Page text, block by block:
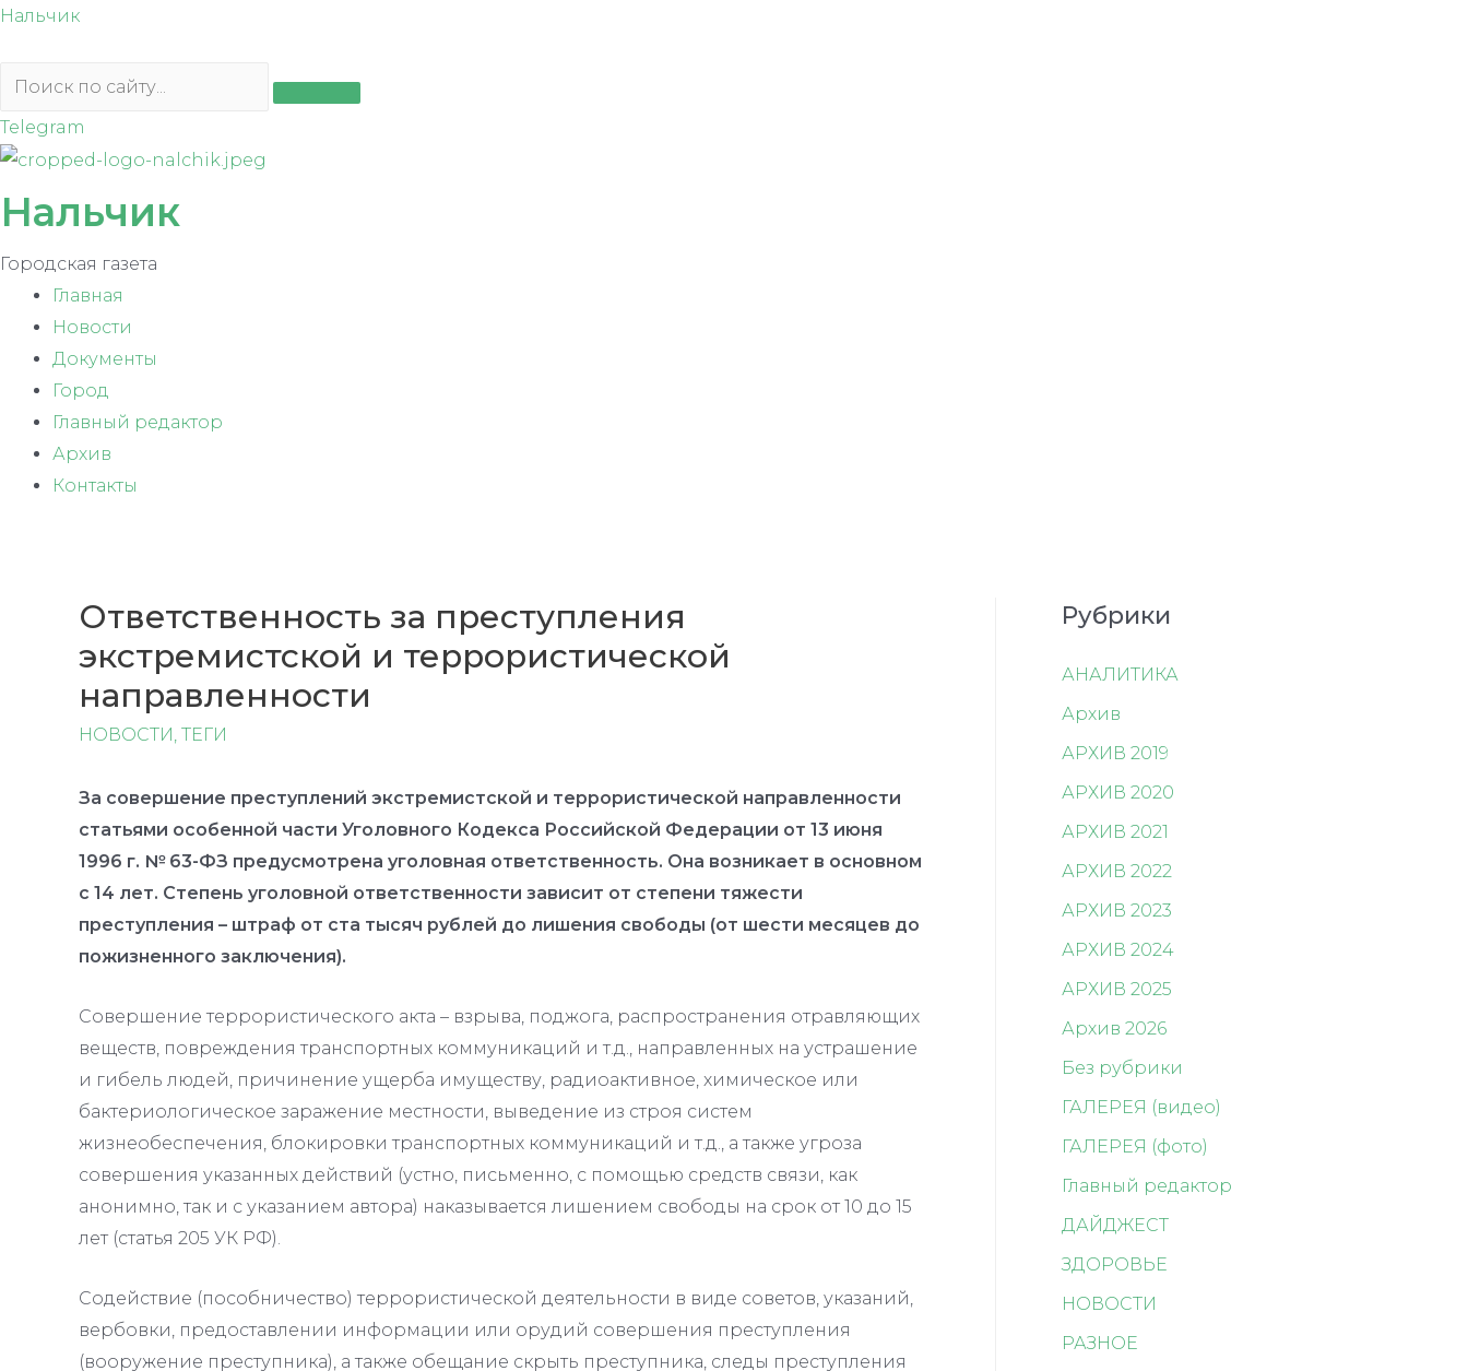
Перейти
содержимому
Нальчик
Telegram
Нальчик
Городская газета
Главная
Новости
Документы
Город
Главный редактор
Архив
Контакты
Ответственность за преступления
экстремистской и террористической
направленности
НОВОСТИ , ТЕГИ
За совершение преступлений экстремистской и террористической направленности
статьями особенной части Уголовного Кодекса Российской Федерации от 13 июня
1996 г. № 63-ФЗ предусмотрена уголовная ответственность. Она возникает в основном
с 14 лет. Степень уголовной ответственности зависит от степени тяжести
преступления – штраф от ста тысяч рублей до лишения свободы (от шести месяцев до
пожизненного заключения).
Совершение террористического акта – взрыва, поджога, распространения отравляющих
веществ, повреждения транспортных коммуникаций и т.д., направленных на устрашение
и гибель людей, причинение ущерба имуществу, радиоактивное, химическое или
бактериологическое заражение местности, выведение из строя систем
жизнеобеспечения, блокировки транспортных коммуникаций и т.д., а также угроза
совершения указанных действий (устно, письменно, с помощью средств связи, как
анонимно, так и с указанием автора) наказывается лишением свободы на срок от 10 до 15
лет (статья 205 УК РФ).
Содействие (пособничество) террористической деятельности в виде советов, указаний,
вербовки, предоставлении информации или орудий совершения преступления
(вооружение преступника), а также обещание скрыть преступника, следы преступления
Рубрики
АНАЛИТИКА
Архив
АРХИВ 2019
АРХИВ 2020
АРХИВ 2021
АРХИВ 2022
АРХИВ 2023
АРХИВ 2024
АРХИВ 2025
Архив 2026
Без рубрики
ГАЛЕРЕЯ (видео)
ГАЛЕРЕЯ (фото)
Главный редактор
ДАЙДЖЕСТ
ЗДОРОВЬЕ
НОВОСТИ
РАЗНОЕ